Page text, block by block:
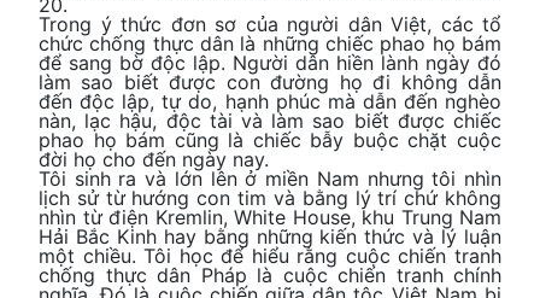
20.
Trong ý thức đơn sơ của người dân Việt, các tổ
chức chống thực dân là những chiếc phao họ bám
để sang bờ độc lập. Người dân hiền lành ngày đó
làm sao biết được con đường họ đi không dẫn
đến độc lập, tự do, hạnh phúc mà dẫn đến nghèo
nàn, lạc hậu, độc tài và làm sao biết được chiếc
phao họ bám cũng là chiếc bẫy buộc chặt cuộc
đời họ cho đến ngày nay.
Tôi sinh ra và lớn lên ở miền Nam nhưng tôi nhìn
lịch sử từ hướng con tim và bằng lý trí chứ không
nhìn từ điện Kremlin, White House, khu Trung Nam
Hải Bắc Kinh hay bằng những kiến thức và lý luận
một chiều. Tôi học để hiểu rằng cuộc chiến tranh
chống thực dân Pháp là cuộc chiến tranh chính